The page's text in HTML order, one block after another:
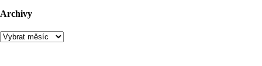
Archivy
Archivy